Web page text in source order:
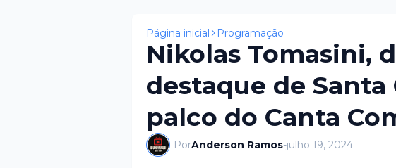
Página inicial Programação
Nikolas Tomasini,
destaque de Santa
palco do Canta
PorAnderson Ramos-julho 19, 2024